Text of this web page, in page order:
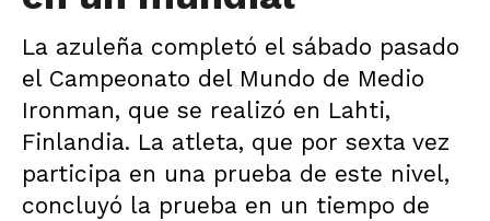
La azuleña completó el sábado pasado
el Campeonato del Mundo de Medio
Ironman, que se realizó en Lahti,
Finlandia. La atleta, que por sexta vez
participa en una prueba de este nivel,
concluyó la prueba en un tiempo de